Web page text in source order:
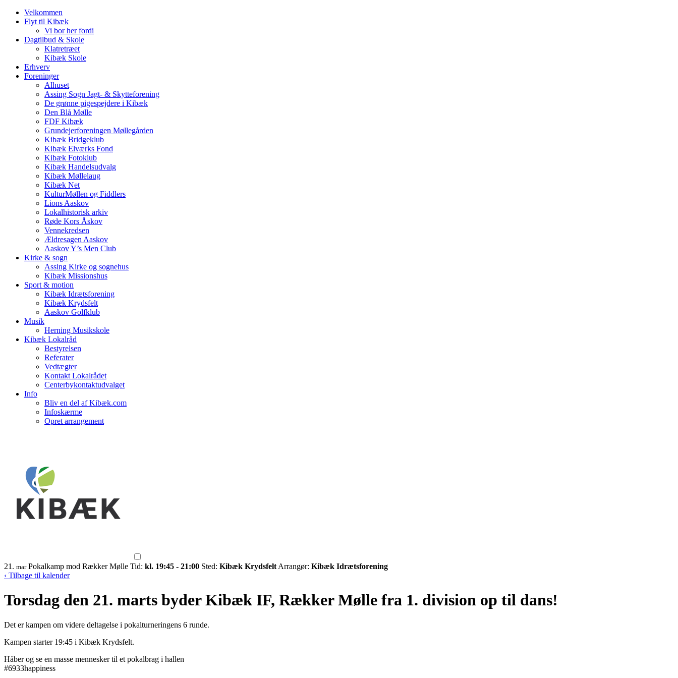
Velkommen
Flyt til Kibæk
Vi bor her fordi
Dagtilbud & Skole
Klatretræet
Kibæk Skole
Erhverv
Foreninger
Alhuset
Assing Sogn Jagt- & Skytteforening
De grønne pigespejdere i Kibæk
Den Blå Mølle
FDF Kibæk
Grundejerforeningen Møllegården
Kibæk Bridgeklub
Kibæk Elværks Fond
Kibæk Fotoklub
Kibæk Handelsudvalg
Kibæk Møllelaug
Kibæk Net
KulturMøllen og Fiddlers
Lions Aaskov
Lokalhistorisk arkiv
Røde Kors Åskov
Vennekredsen
Ældresagen Aaskov
Aaskov Y’s Men Club
Kirke & sogn
Assing Kirke og sognehus
Kibæk Missionshus
Sport & motion
Kibæk Idrætsforening
Kibæk Krydsfelt
Aaskov Golfklub
Musik
Herning Musikskole
Kibæk Lokalråd
Bestyrelsen
Referater
Vedtægter
Kontakt Lokalrådet
Centerbykontaktudvalget
Info
Bliv en del af Kibæk.com
Infoskærme
Opret arrangement
21. mar Pokalkamp mod Rækker Mølle Tid: kl. 19:45 - 21:00 Sted: Kibæk Krydsfelt Arrangør: Kibæk Idrætsforening
‹ Tilbage til kalender
Torsdag den 21. marts byder Kibæk IF, Rækker Mølle fra 1. division op til dans!
Det er kampen om videre deltagelse i pokalturneringens 6 runde.
Kampen starter 19:45 i Kibæk Krydsfelt.
Håber og se en masse mennesker til et pokalbrag i hallen
#6933happiness